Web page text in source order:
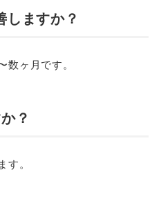
ますか？
ヶ月です。
？
。